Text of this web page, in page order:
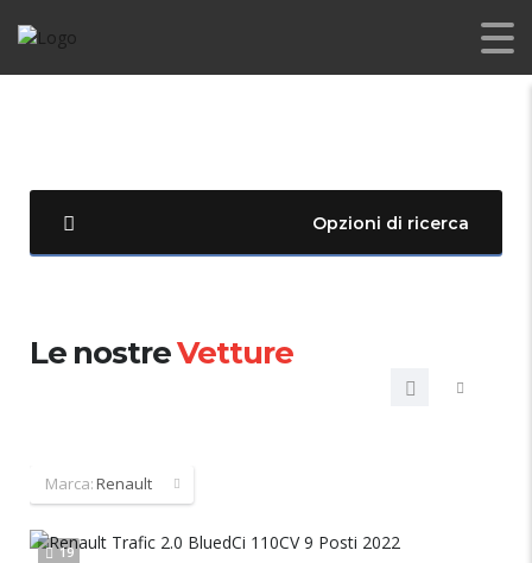
Opzioni di ricerca
Le nostreVetture
Marca:Renault
19